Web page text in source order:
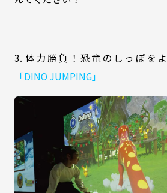
3. 体力勝負！恐竜のしっぽを
「DINO JUMPING」